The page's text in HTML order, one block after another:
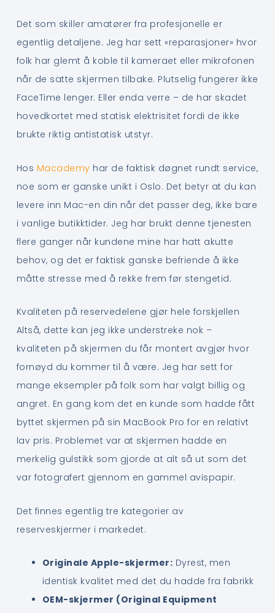
Det som skiller amatører fra profesjonelle er
egentlig detaljene. Jeg har sett «reparasjoner» hvor
folk har glemt å koble til kameraet eller mikrofonen
når de satte skjermen tilbake. Plutselig fungerer ikke
FaceTime lenger. Eller enda verre – de har skadet
hovedkortet med statisk elektrisitet fordi de ikke
brukte riktig antistatisk utstyr.
Hos Macademy har de faktisk døgnet rundt service,
noe som er ganske unikt i Oslo. Det betyr at du kan
levere inn Mac-en din når det passer deg, ikke bare
i vanlige butikktider. Jeg har brukt denne tjenesten
flere ganger når kundene mine har hatt akutte
behov, og det er faktisk ganske befriende å ikke
måtte stresse med å rekke frem før stengetid.
Kvaliteten på reservedelene gjør hele forskjellen
Altså, dette kan jeg ikke understreke nok –
kvaliteten på skjermen du får montert avgjør hvor
fornøyd du kommer til å være. Jeg har sett for
mange eksempler på folk som har valgt billig og
angret. En gang kom det en kunde som hadde fått
byttet skjermen på sin MacBook Pro for en relativt
lav pris. Problemet var at skjermen hadde en
merkelig gulstikk som gjorde at alt så ut som det
var fotografert gjennom en gammel avispapir.
Det finnes egentlig tre kategorier av
reserveskjermer i markedet:
Originale Apple-skjermer: Dyrest, men
identisk kvalitet med det du hadde fra fabrikk
OEM-skjermer (Original Equipment